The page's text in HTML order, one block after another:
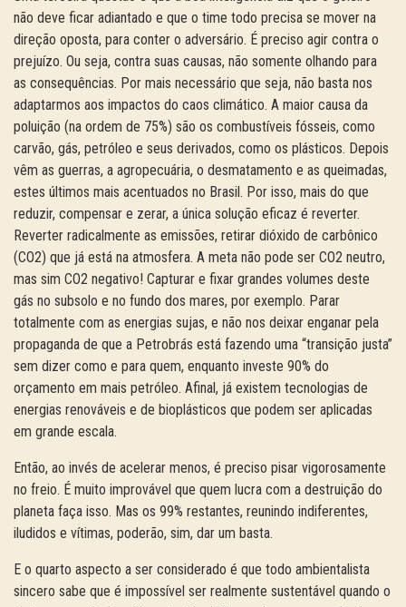
não deve ficar adiantado e que o time todo precisa se mover na
direção oposta, para conter o adversário. É preciso agir contra o
prejuízo. Ou seja, contra suas causas, não somente olhando para
as consequências. Por mais necessário que seja, não basta nos
adaptarmos aos impactos do caos climático. A maior causa da
poluição (na ordem de 75%) são os combustíveis fósseis, como
carvão, gás, petróleo e seus derivados, como os plásticos. Depois
vêm as guerras, a agropecuária, o desmatamento e as queimadas,
estes últimos mais acentuados no Brasil. Por isso, mais do que
reduzir, compensar e zerar, a única solução eficaz é reverter.
Reverter radicalmente as emissões, retirar dióxido de carbônico
(CO2) que já está na atmosfera. A meta não pode ser CO2 neutro,
mas sim CO2 negativo! Capturar e fixar grandes volumes deste
gás no subsolo e no fundo dos mares, por exemplo. Parar
totalmente com as energias sujas, e não nos deixar enganar pela
propaganda de que a Petrobrás está fazendo uma “transição justa”
sem dizer como e para quem, enquanto investe 90% do
orçamento em mais petróleo. Afinal, já existem tecnologias de
energias renováveis e de bioplásticos que podem ser aplicadas
em grande escala.
Então, ao invés de acelerar menos, é preciso pisar vigorosamente
no freio. É muito improvável que quem lucra com a destruição do
planeta faça isso. Mas os 99% restantes, reunindo indiferentes,
iludidos e vítimas, poderão, sim, dar um basta.
E o quarto aspecto a ser considerado é que todo ambientalista
sincero sabe que é impossível ser realmente sustentável quando o